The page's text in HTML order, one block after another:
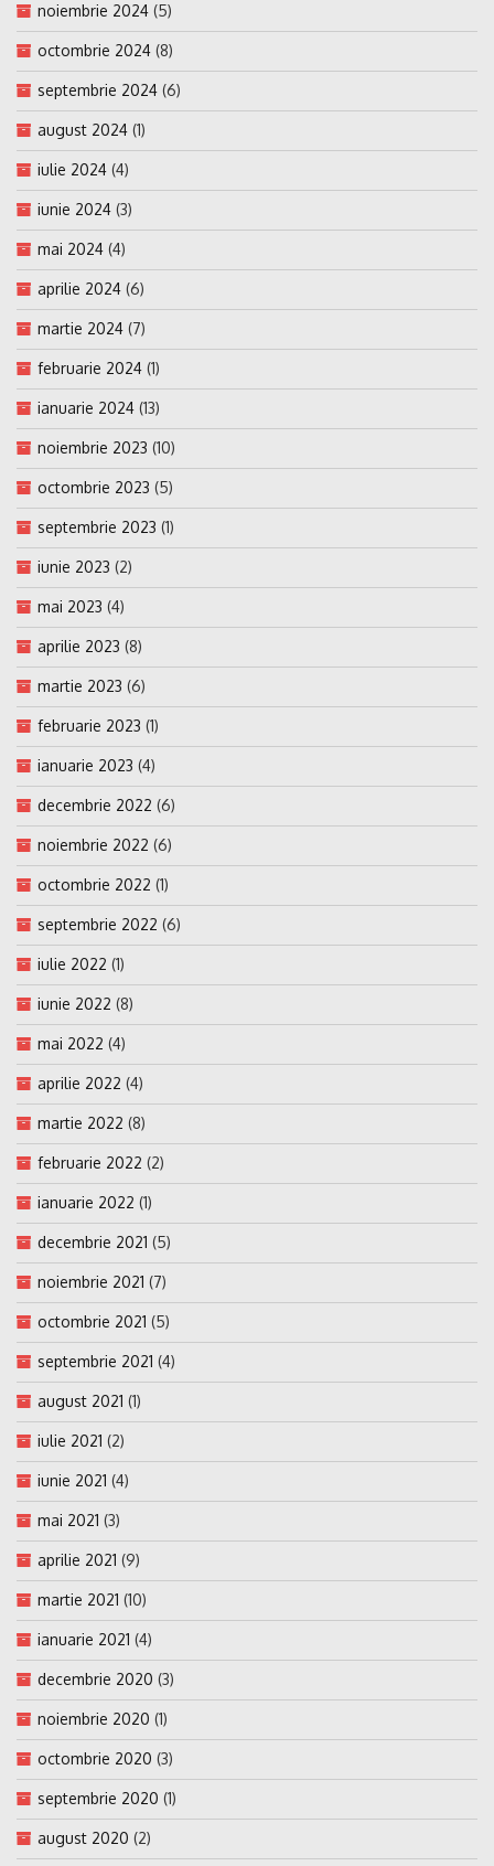
noiembrie 2024 (5)
octombrie 2024 (8)
septembrie 2024 (6)
august 2024 (1)
iulie 2024 (4)
iunie 2024 (3)
mai 2024 (4)
aprilie 2024 (6)
martie 2024 (7)
februarie 2024 (1)
ianuarie 2024 (13)
noiembrie 2023 (10)
octombrie 2023 (5)
septembrie 2023 (1)
iunie 2023 (2)
mai 2023 (4)
aprilie 2023 (8)
martie 2023 (6)
februarie 2023 (1)
ianuarie 2023 (4)
decembrie 2022 (6)
noiembrie 2022 (6)
octombrie 2022 (1)
septembrie 2022 (6)
iulie 2022 (1)
iunie 2022 (8)
mai 2022 (4)
aprilie 2022 (4)
martie 2022 (8)
februarie 2022 (2)
ianuarie 2022 (1)
decembrie 2021 (5)
noiembrie 2021 (7)
octombrie 2021 (5)
septembrie 2021 (4)
august 2021 (1)
iulie 2021 (2)
iunie 2021 (4)
mai 2021 (3)
aprilie 2021 (9)
martie 2021 (10)
ianuarie 2021 (4)
decembrie 2020 (3)
noiembrie 2020 (1)
octombrie 2020 (3)
septembrie 2020 (1)
august 2020 (2)